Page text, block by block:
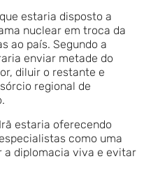
estaria disposto a
nuclear em troca da
ao país. Segundo a
enviar metade do
diluir o restante e
regional de
estaria oferecendo
como uma
a diplomacia viva e evitar